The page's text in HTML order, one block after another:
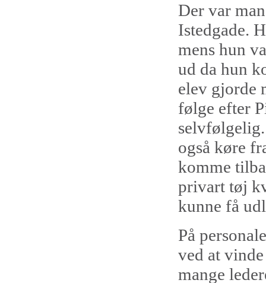
Der var
Istedgade.
mens hun
ud da hun
elev gjorde
følge efter
også køre
komme
privart tøj
kunne få
På
ved at
mange